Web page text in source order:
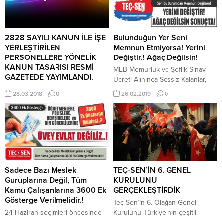
2828 SAYILI KANUN İLE İŞE
YERLEŞTİRİLEN
PERSONELLERE YÖNELİK
KANUN TASARISI RESMİ
GAZETEDE YAYIMLANDI.
KANUN TASARISI RESMİ
GAZETEDE YAYIMLANARAK
YÜRÜRLÜĞE GİRMİŞTİR. ŞİMDİ
UYGULAMANIN YAPILMASI İLE
İLGİLİ TÜM KURUMLAR KENDİ
AÇIK OLAN KADROLARINI İLAN
EDEREK KANUN MADDESİNDEKİ
BELİRTİLEN ŞARTLARA GÖRE
SINAVSIZ ATAMALAR
GERÇEKLEŞTİRİLECEKTİR.
MADDE 24- 24/5/1983 tarihli ve
2828 sayılı Sosyal Hizmetler
Kanununun ek 1 inci maddesinin
birinci fıkrasının (b) ve (ç) bentleri
28.03.2018 0
Bulunduğun Yer Seni
Memnun Etmiyorsa! Yerini
Değiştir.! Ağaç Değilsin!
MEB Memurluk ve Şeflik Sınav
Ücreti Alınınca Sessiz Kalanlar,
Okul Müdür/Müdür Yardımcılığı
Sınavından Ücret Alınmasına
Karşılar!!! Teç-Sen – Tüm Eğitim
Çalışanları Sendikası olarak Milli
Eğitim Bakanlığında görev yapan
eğitim çalışanlarından “Memurluk”,
“Şeflik” ve “Unvan Değişikliği”
sınavlarında ücret alınmaması,
Bakanlığın öz evlatlarından ücret
almasının yanlış olduğunu ve milli
eğitim bakanlığının eğitim...
26.02.2019 0
Sadece Bazı Meslek
Guruplarına Değil, Tüm
Kamu Çalışanlarına 3600 Ek
Gösterge Verilmelidir.!
24 Haziran seçimleri öncesinde
TEÇ-SEN’İN 6. GENEL
KURULUNU
GERÇEKLEŞTİRDİK
Teç-Sen’in 6. Olağan Genel
Kurulunu Türkiye’nin çeşitli